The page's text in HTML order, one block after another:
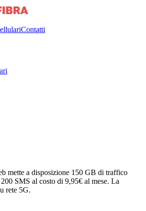
Contatti
mette a disposizione 150 GB di traffico
SMS al costo di 9,95€ al mese. La
rete 5G.